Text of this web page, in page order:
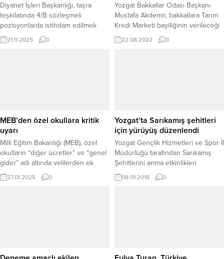
Diyanet İşleri Başkanlığı, taşra
teşkilatında 4/B sözleşmeli
pozisyonlarda istihdam edilmek
üzere 1250 din görevlisi alımı
yapacağını duyurdu. Alımlar, Kur’an
sona erecek....
21.11.2025 0
Yozgat Bakkallar Odası Başkanı
Mustafa Akdemir, bakkallara Tarım
Kredi Marketi bayiliğinin verileceği
yönündeki girişimleri
desteklediklerini açıkladı.
22.08.2022 0
MEB’den özel okullara kritik
uyarı
Milli Eğitim Bakanlığı (MEB), özel
okulların “diğer ücretler” ve “genel
gider” adı altında velilerden ek
ücret talep etmelerinin yasal
olmadığını açıkladı. Bakanlıktan
durumun...
27.01.2025 0
Yozgat’ta Sarıkamış şehitleri
için yürüyüş düzenlendi
Yozgat Gençlik Hizmetleri ve Spor İl
Müdürlüğü tarafından Sarıkamış
Şehitlerini anma etkinlikleri
kapsamında yürüyüş düzenlendi.
08.01.2018 0